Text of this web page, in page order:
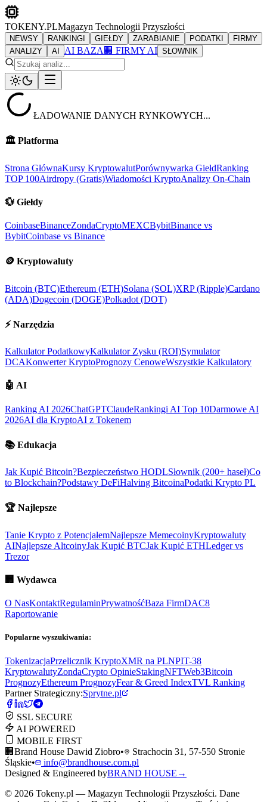
TOKENY.PLMagazyn Technologii Przyszłości
NEWSY RANKINGI GIEŁDY ZARABIANIE PODATKI
FIRMY
ANALIZY
AI AI BAZA 🏢 FIRMY AI SŁOWNIK
ŁADOWANIE DANYCH RYNKOWYCH...
🏛️ Platforma
Strona GłównaKursy KryptowalutPorównywarka GiełdRanking
TOP 100Airdropy (Gratis)Wiadomości KryptoAnalizy On-Chain
💱 Giełdy
CoinbaseBinanceZondaCryptoMEXCBybitBinance vs
BybitCoinbase vs Binance
🪙 Kryptowaluty
Bitcoin (BTC)Ethereum (ETH)Solana (SOL)XRP (Ripple)Cardano
(ADA)Dogecoin (DOGE)Polkadot (DOT)
⚡ Narzędzia
Kalkulator PodatkowyKalkulator Zysku (ROI)Symulator
DCAKonwerter KryptoPrognozy CenoweWszystkie Kalkulatory
🤖 AI
Ranking AI 2026ChatGPTClaudeRankingi AI Top 10Darmowe AI
2026AI dla KryptoAI z Tokenem
📚 Edukacja
Jak Kupić Bitcoin?Bezpieczeństwo HODLSłownik (200+ haseł)Co
to Blockchain?Podstawy DeFiHalving BitcoinaPodatki Krypto PL
🏆 Najlepsze
Tanie Krypto z PotencjałemNajlepsze MemecoinyKryptowaluty
AINajlepsze AltcoinyJak Kupić BTCJak Kupić ETHLedger vs
Trezor
🏢 Wydawca
O NasKontaktRegulaminPrywatnośćBaza FirmDAC8
Raportowanie
Popularne wyszukiwania:
TokenizacjaPrzelicznik KryptoXMR na PLNPIT-38
KryptowalutyZondaCrypto OpinieStakingNFTWeb3Bitcoin
PrognozyEthereum PrognozyFear & Greed IndexTVL Ranking
Partner Strategiczny:Sprytne.pl
SSL SECURE
AI POWERED
MOBILE FIRST
🏢 Brand House Dawid Ziobro•
Strachocin 31, 57-550 Stronie
Śląskie•
info@brandhouse.com.pl
Designed & Engineered byBRAND HOUSE →
© 2026 Tokeny.pl — Magazyn Technologii Przyszłości. Dane